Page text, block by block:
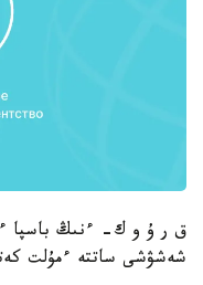
ق ر ۇ و ك- ءنىڭ باسپا
شەشۋشى ساتتە ءمۇلت